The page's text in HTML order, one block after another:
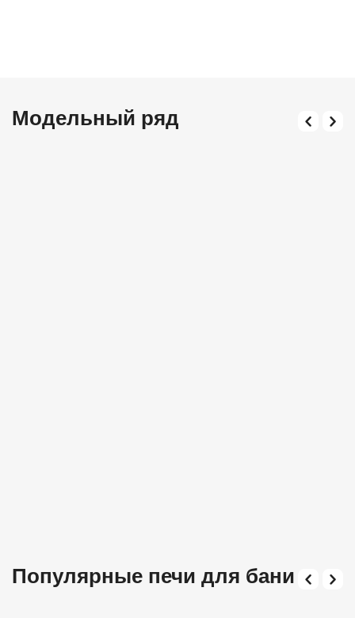
Модельный ряд
Популярные печи для бани